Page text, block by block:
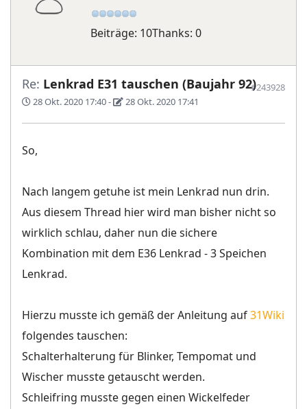
Beiträge: 10Thanks: 0
Re: Lenkrad E31 tauschen (Baujahr 92)
28 Okt. 2020 17:40- 28 Okt. 2020 17:41
#243928
So,
Nach langem getuhe ist mein Lenkrad nun drin.
Aus diesem Thread hier wird man bisher nicht so
wirklich schlau, daher nun die sichere
Kombination mit dem E36 Lenkrad - 3 Speichen
Lenkrad.
Hierzu musste ich gemäß der Anleitung auf31Wiki
folgendes tauschen:
Schalterhalterung für Blinker, Tempomat und
Wischer musste getauscht werden.
Schleifring musste gegen einen Wickelfeder